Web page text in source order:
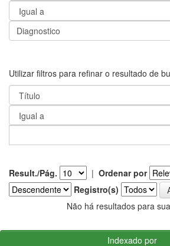
Utilizar filtros para refinar o resultado de
Result./Pág. | Ordenar por
Registro(s)
Não há resultados para
Indexado por